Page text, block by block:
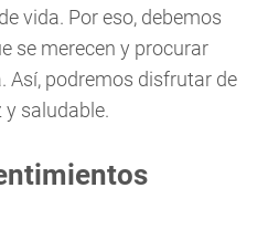
vida. Por eso, debemos
se merecen y procurar
Así, podremos disfrutar de
y saludable.